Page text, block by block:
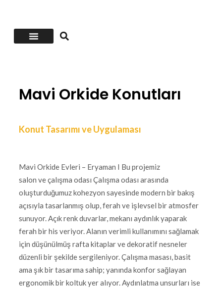
Mavi Orkide Konutları
Konut Tasarımı ve Uygulaması
Mavi Orkide Evleri – Eryaman I Bu projemiz
salon ve çalışma odası Çalışma odası arasında
oluşturduğumuz kohezyon sayesinde modern bir bakış
açısıyla tasarlanmış olup, ferah ve işlevsel bir atmosfer
sunuyor. Açık renk duvarlar, mekanı aydınlık yaparak
ferah bir his veriyor. Alanın verimli kullanımını sağlamak
için düşünülmüş rafta kitaplar ve dekoratif nesneler
düzenli bir şekilde sergileniyor. Çalışma masası, basit
ama şık bir tasarıma sahip; yanında konfor sağlayan
ergonomik bir koltuk yer alıyor. Aydınlatma unsurları ise